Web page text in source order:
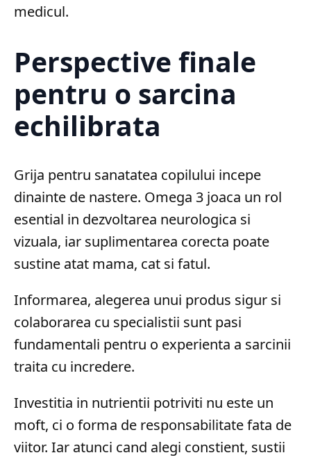
medicul.
Perspective finale
pentru o sarcina
echilibrata
Grija pentru sanatatea copilului incepe
dinainte de nastere. Omega 3 joaca un rol
esential in dezvoltarea neurologica si
vizuala, iar suplimentarea corecta poate
sustine atat mama, cat si fatul.
Informarea, alegerea unui produs sigur si
colaborarea cu specialistii sunt pasi
fundamentali pentru o experienta a sarcinii
traita cu incredere.
Investitia in nutrientii potriviti nu este un
moft, ci o forma de responsabilitate fata de
viitor. Iar atunci cand alegi constient, sustii